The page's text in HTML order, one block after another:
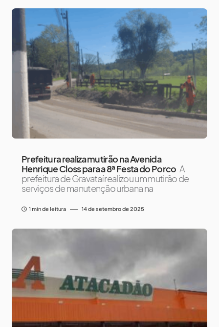
Prefeitura realiza mutirão na Avenida
Henrique Closs para a 8ª Festa do Porco A
prefeitura de Gravataí realizou um mutirão de
serviços de manutenção urbana na
1 min de leitura 14 de setembro de 2025